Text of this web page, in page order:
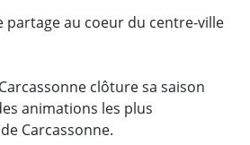
partage au coeur du centre-ville
clôture sa saison
animations les plus
Carcassonne.